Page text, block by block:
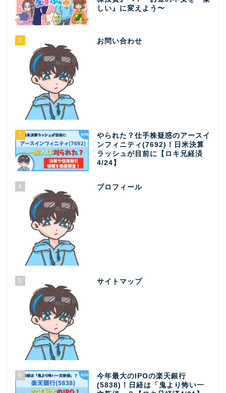
しい』に変えよう〜
2 お問い合わせ
3
やられた？仕手株疑惑のアースイ
ンフィニティ(7692)！日米決算
ラッシュが目前に【ロキ兄経済
4/24】
4 プロフィール
5 サイトマップ
6
今年最大のIPOの楽天銀行
(5838)！日経は「鬼より怖い一